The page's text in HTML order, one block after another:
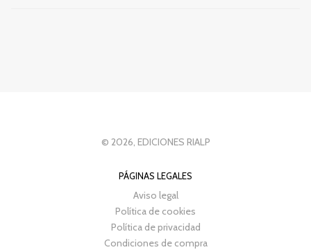
© 2026, EDICIONES RIALP
PÁGINAS LEGALES
Aviso legal
Política de cookies
Política de privacidad
Condiciones de compra